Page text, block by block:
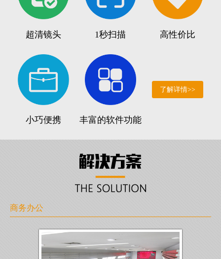
超清镜头 1秒扫描 高性价比
小巧便携 丰富的软件功能
了解详情>>
商务办公